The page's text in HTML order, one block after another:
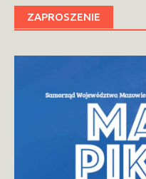
ZAPROSZENIE